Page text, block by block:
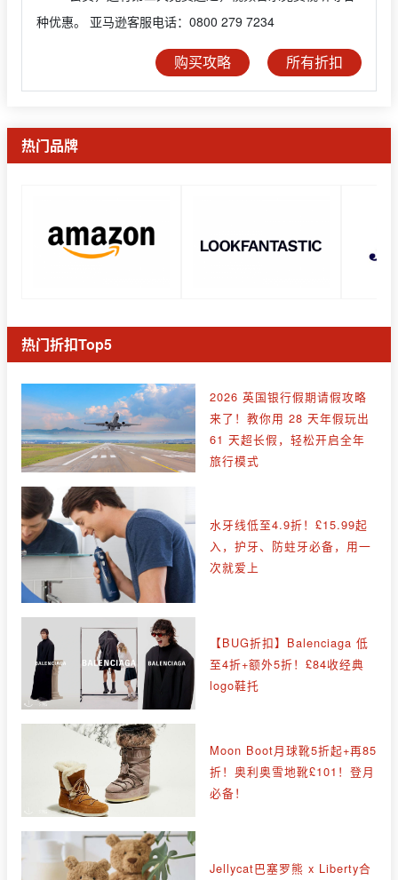
种优惠。 亚马逊客服电话：0800 279 7234
购买攻略 所有折扣
热门品牌
热门折扣Top5
2026 英国银行假期请假攻略
来了！教你用 28 天年假玩出
61 天超长假，轻松开启全年
旅行模式
水牙线低至4.9折！£15.99起
入，护牙、防蛀牙必备，用一
次就爱上
【BUG折扣】Balenciaga 低
至4折+额外5折！£84收经典
logo鞋托
Moon Boot月球靴5折起+再85
折！奥利奥雪地靴£101！登月
必备！
Jellycat巴塞罗熊 x Liberty合